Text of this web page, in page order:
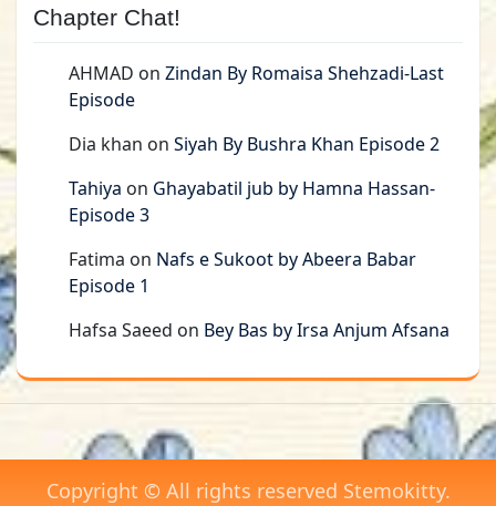
Chapter Chat!
AHMAD on Zindan By Romaisa Shehzadi-Last
Episode
Dia khan on Siyah By Bushra Khan Episode 2
Tahiya on Ghayabatil jub by Hamna Hassan-
Episode 3
Fatima on Nafs e Sukoot by Abeera Babar
Episode 1
Hafsa Saeed on Bey Bas by Irsa Anjum Afsana
Copyright © All rights reserved Stemokitty.